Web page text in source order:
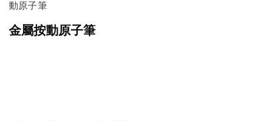
動原子筆
金屬按動原子筆